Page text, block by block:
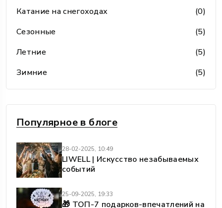
Катание на снегоходах
(0)
Сезонные
(5)
Летние
(5)
Зимние
(5)
Популярное в блоге
28-02-2025, 10:49
LIWELL | Искусство незабываемых
событий
25-09-2025, 19:33
🎁 ТОП-7 подарков-впечатлений на